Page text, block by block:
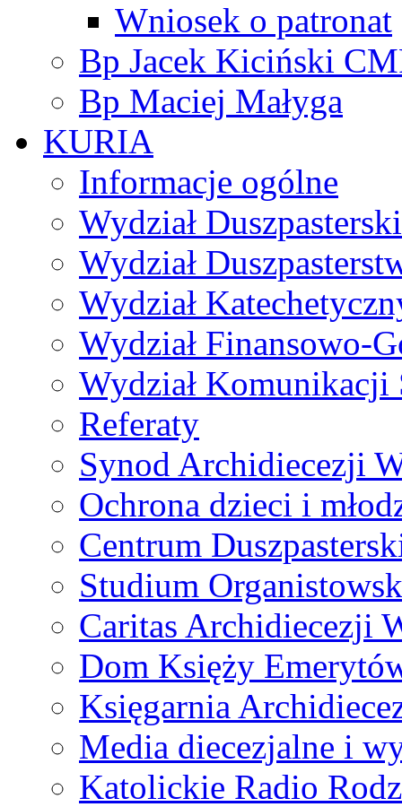
Wniosek o patronat
Bp Jacek Kiciński
Bp Maciej Małyga
KURIA
Informacje ogólne
Wydział Duszpasterski
Wydział
Wydział
Wydział Finansowo-
Wydział Komunikacji
Referaty
Synod Archidiecezji
Ochrona dzieci i
Centrum
Studium
Caritas Archidiecezji
Dom Księży
Księgarnia
Media diecezjalne i
Katolickie Radio